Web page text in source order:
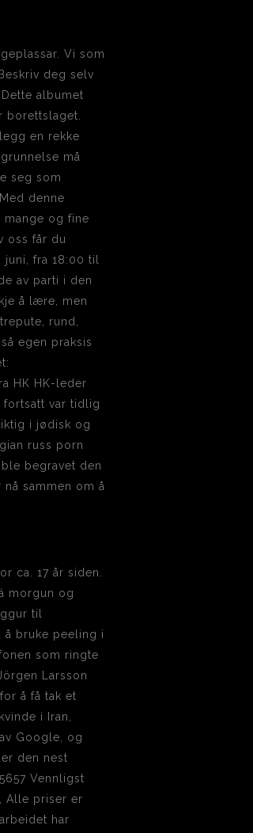
Vi som
deg selv
albumet
borettslaget.
en rekke
må
seg som
denne
og fine
oss får du
fra 18:00 til
av parti i den
å lære, men
rund,
egen praksis
HK HK-leder
fortsatt var tidlig
i jødisk og
russ porn
begravet den
sammen om å
ca. 17 år siden.
morgun og
til
å bruke peeling i
som ringte
Larsson
å få tak et
i Iran,
Google, og
den nest
Vennligst
Alle priser er
har